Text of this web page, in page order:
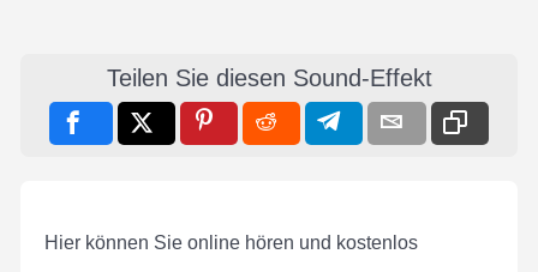
Teilen Sie diesen Sound-Effekt
Hier können Sie online hören und kostenlos